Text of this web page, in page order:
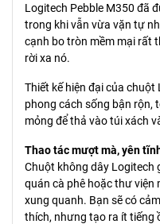
Logitech Pebble M350 đã
trong khi vẫn vừa vặn tự
cạnh bo tròn mềm mại rất
rời xa nó.
Thiết kế hiện đại của
phong cách sống bận rộn,
mỏng để thả vào túi xách
Thao tác mượt mà, yên
Chuột không dây Logitech
quán cà phê hoặc thư viện
xung quanh. Bạn sẽ có
thích, nhưng tạo ra ít tiếng